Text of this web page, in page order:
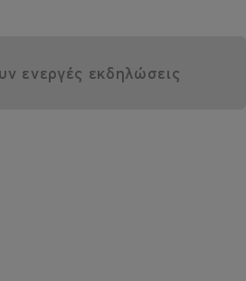
ενεργές εκδηλώσεις